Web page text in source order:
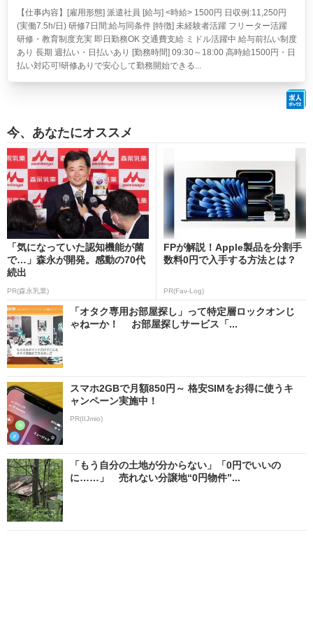
【仕事内容】[雇用形態] 派遣社員 [給与] <時給> 1500円 日収例:11,250円
(実働7.5h/日) 研修7日間:給与同条件 [特徴] 未経験者活躍 フリーター活躍
研修・教育制度充実 即日勤務OK 交通費支給 ミドル活躍中 給与前払い制度
あり 長期 週払い・日払いあり [勤務時間] 09:30～18:00 高時給1500円・日
払い対応可!研修ありで安心して勤務開始できる...
今、あなたにオススメ
「気になっていた認知機能が菌
で…」森永が開発。感動の70代
続出
PR(森永乳業)
FPが解説！Apple製品を分割手
数料0円で入手する方法とは？
PR(Fav-Log)
「オタク専用お部屋探し」って特定層ロックオンじ
ゃねーか！ お部屋探しサービス「...
スマホ2GBで月額850円～ 格安SIMをお得に使うキ
ャンペーン実施中！
PR(IIJmio)
「もう自分の土地が分からない」「0円でいいの
に……」 売れない分譲地“0円物件”...